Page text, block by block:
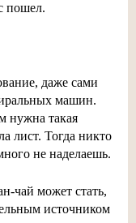
пошел.
даже сами
машин.
нужна такая
лист. Тогда никто
не наделаешь.
чай может стать,
источником